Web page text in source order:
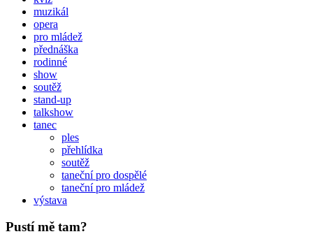
muzikál
opera
pro mládež
přednáška
rodinné
show
soutěž
stand-up
talkshow
tanec
ples
přehlídka
soutěž
taneční pro dospělé
taneční pro mládež
výstava
Pustí mě tam?